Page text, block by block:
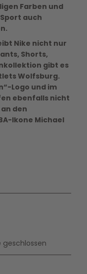
Farben und
auch
Nike nicht nur
Shorts,
gibt es
Wolfsburg.
Logo und im
ebenfalls nicht
den
Ikone Michael
geschlossen